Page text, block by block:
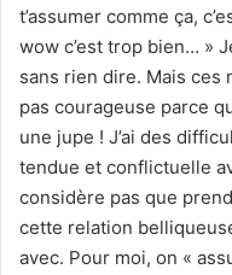
t’assumer comme ça,
wow c’est trop bien… »
sans rien dire. Mais ces
pas courageuse parce
une jupe ! J’ai des
tendue et conflictuelle
considère pas que
cette relation
avec. Pour moi, on «